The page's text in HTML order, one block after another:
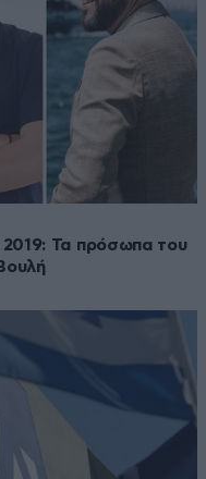
Τα πρόσωπα του